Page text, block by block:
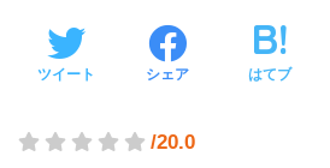
ツイート シェア はてブ
/20.0